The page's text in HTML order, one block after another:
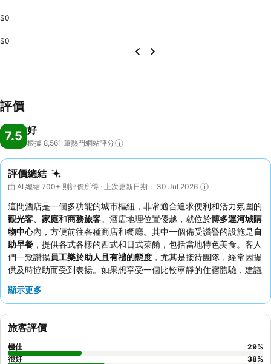
$0
$0
評價
7.5 好
根據 8,561 筆熱門網站評分
評價總結
由 AI 總結 700+ 則評價所得 · 上次更新日期： 30 Jul 2026
這間酒店是一個多功能的城市樞紐，非常適合追求便利和活力氛圍的
觀光客
家庭和商務旅客。酒店地理位置優越，就位於博多運河城購
物中心內，方便前往各種商店和餐廳。其中一個備受讚譽的設施是自
助早餐 ，提供各式各樣的西式和日式菜餚，包括當地特色美食。客人
們一致讚揚員工樂於助人且有禮的態度 ，尤其是接待團隊，經常因提
供及時協助而受到表揚。如果想享受一個比較寧靜的住宿體驗，建議
顯示更多
旅客評價
極佳 29%
很好
38%